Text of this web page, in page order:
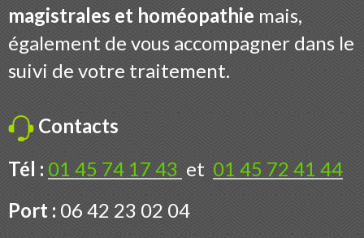
magistrales et homéopathie mais,
également de vous accompagner dans le
suivi de votre traitement.
Contacts
Tél : 01 45 74 17 43 et 01 45 72 41 44
Port : 06 42 23 02 04